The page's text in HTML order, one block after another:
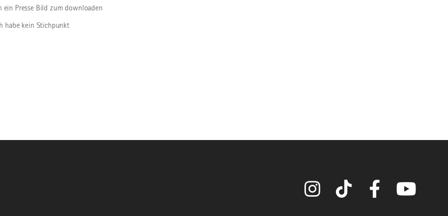
ein Presse Bild zum downloaden
habe kein Stichpunkt
Instagram TikTok Facebook